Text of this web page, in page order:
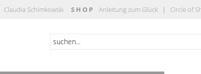
Claudia Schimkowski S H O P Anleitung zum Glück| Circle of